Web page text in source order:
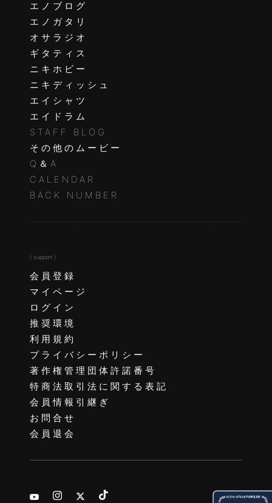
エノブログ
エノガタリ
オサラジオ
ギタティス
ニキホビー
ニキディッシュ
エイシャツ
エイドラム
STAFF BLOG
その他のムービー
Q＆A
CALENDAR
BACK NUMBER
( support )
会員登録
マイページ
ログイン
推奨環境
利用規約
プライバシーポリシー
著作権管理団体許諾番号
特商法取引法に関する表記
会員情報引継ぎ
お問合せ
会員退会